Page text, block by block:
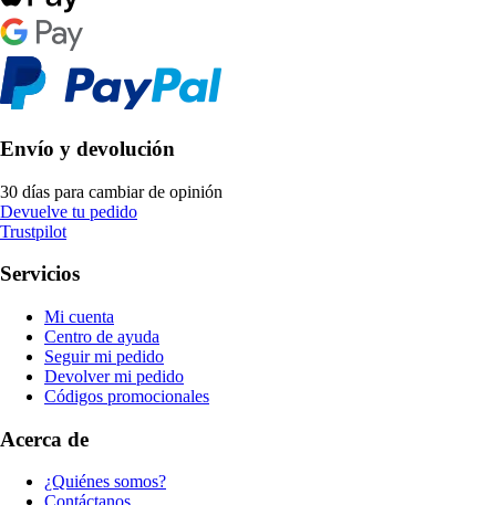
Envío y devolución
30 días para cambiar de opinión
Devuelve tu pedido
Trustpilot
Servicios
Mi cuenta
Centro de ayuda
Seguir mi pedido
Devolver mi pedido
Códigos promocionales
Acerca de
¿Quiénes somos?